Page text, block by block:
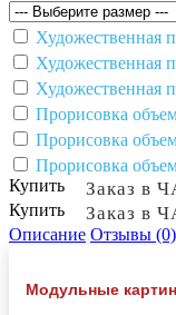
Художественная
Художественная
Художественная
Прорисовка
Прорисовка
Прорисовка
Купить
Заказ в
Купить Заказ в
Описание Отзывы (0)
Модульные